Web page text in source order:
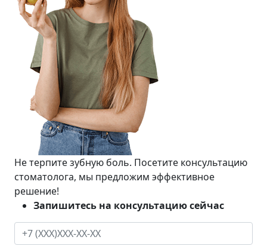
Не терпите зубную боль. Посетите консультацию
стоматолога, мы предложим эффективное
решение!
Запишитесь на консультацию сейчас